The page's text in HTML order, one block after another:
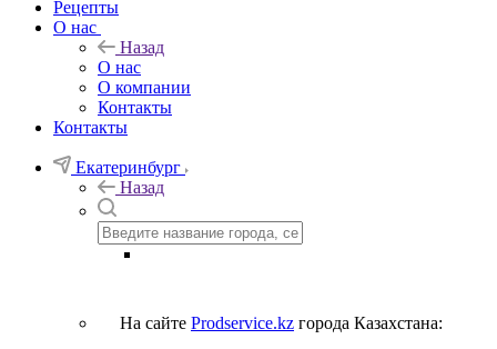
Рецепты
О нас
Назад
О нас
О компании
Контакты
Контакты
Екатеринбург
Назад
На сайте Prodservice.kz города Казахстана: